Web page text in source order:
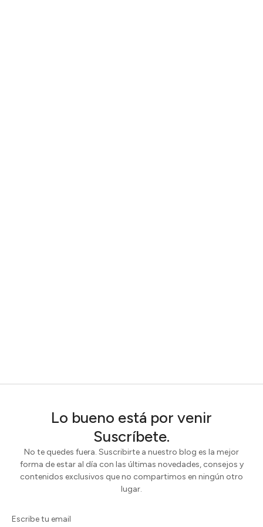
Lo bueno está por venir
Suscríbete.
No te quedes fuera. Suscribirte a nuestro blog es la mejor
forma de estar al día con las últimas novedades, consejos y
contenidos exclusivos que no compartimos en ningún otro
lugar.